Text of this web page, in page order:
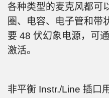
各种类型的麦克风都可
圈、电容、电子管和带
要 48 伏幻象电源，可
激活。
非平衡 Instr./Line 插口